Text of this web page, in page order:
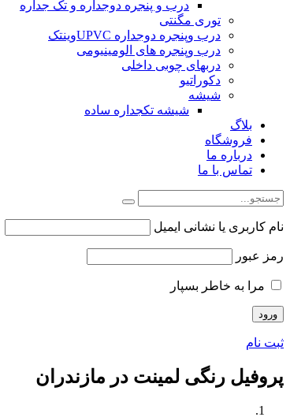
درب و پنجره دوجداره و تک جداره
توری مگنتی
درب وپنجره دوجداره UPVCوینتک
درب وپنجره های الومینیومی
دربهای چوبی داخلی
دکوراتیو
شیشه
شیشه تکجداره ساده
بلاگ
فروشگاه
درباره ما
تماس با ما
نام کاربری یا نشانی ایمیل
رمز عبور
مرا به خاطر بسپار
ثبت نام
پروفیل رنگی لمینت در مازندران